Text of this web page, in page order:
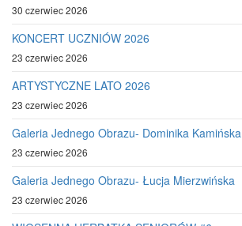
30 czerwiec 2026
KONCERT UCZNIÓW 2026
23 czerwiec 2026
ARTYSTYCZNE LATO 2026
23 czerwiec 2026
Galeria Jednego Obrazu- Dominika Kamińska
23 czerwiec 2026
Galeria Jednego Obrazu- Łucja Mierzwińska
23 czerwiec 2026